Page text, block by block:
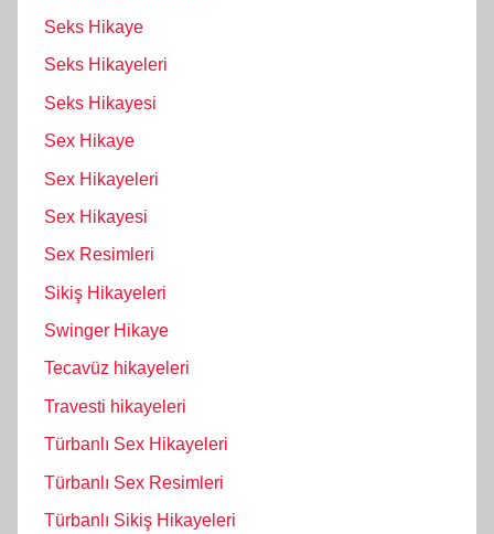
Seks Hikaye
Seks Hikayeleri
Seks Hikayesi
Sex Hikaye
Sex Hikayeleri
Sex Hikayesi
Sex Resimleri
Sikiş Hikayeleri
Swinger Hikaye
Tecavüz hikayeleri
Travesti hikayeleri
Türbanlı Sex Hikayeleri
Türbanlı Sex Resimleri
Türbanlı Sikiş Hikayeleri